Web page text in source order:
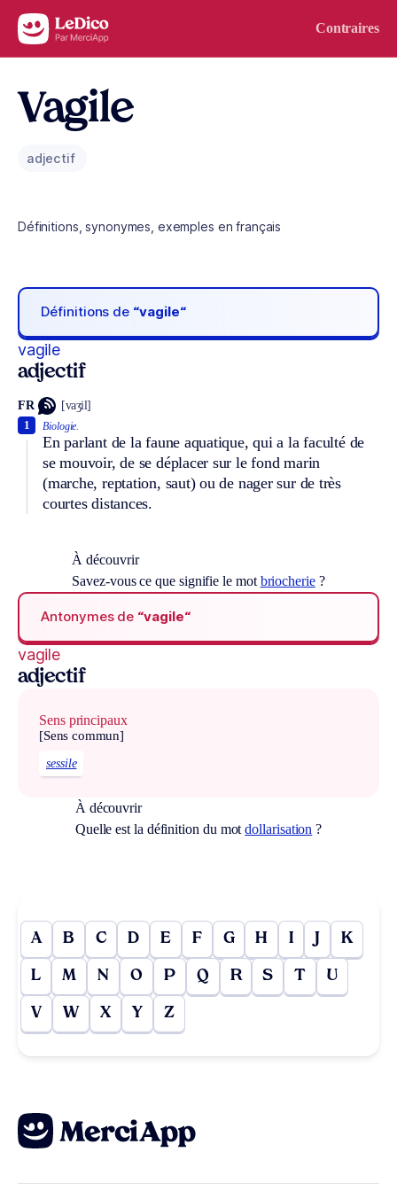
Aller au contenu Contraires
Vagile
adjectif
Définitions, synonymes, exemples en français
Définitions de “vagile“
vagile
adjectif
FR [vaʒil]
Biologie.
En parlant de la faune aquatique, qui a la faculté de
se mouvoir, de se déplacer sur le fond marin
(marche, reptation, saut) ou de nager sur de très
courtes distances.
1
À découvrir
Savez-vous ce que signifie le mot briocherie?
Antonymes de “vagile“
vagile
adjectif
Sens principaux
[Sens commun]
sessile
À découvrir
Quelle est la définition du motdollarisation ?
A B C D E F G H I J K
L M N O P Q R S T U
V W X Y Z